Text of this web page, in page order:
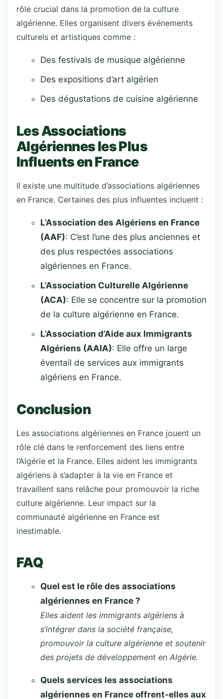
rôle crucial dans la promotion de la culture
algérienne. Elles organisent divers événements
culturels et artistiques comme :
Des festivals de musique algérienne
Des expositions d’art algérien
Des dégustations de cuisine algérienne
Les Associations
Algériennes les Plus
Influents en France
Il existe une multitude d’associations algériennes
en France. Certaines des plus influentes incluent :
L’Association des Algériens en France
(AAF): C’est l’une des plus anciennes et
des plus respectées associations
algériennes en France.
L’Association Culturelle Algérienne
(ACA): Elle se concentre sur la promotion
de la culture algérienne en France.
L’Association d’Aide aux Immigrants
Algériens (AAIA): Elle offre un large
éventail de services aux immigrants
algériens en France.
Conclusion
Les associations algériennes en France jouent un
rôle clé dans le renforcement des liens entre
l’Algérie et la France. Elles aident les immigrants
algériens à s’adapter à la vie en France et
travaillent sans relâche pour promouvoir la riche
culture algérienne. Leur impact sur la
communauté algérienne en France est
inestimable.
FAQ
Quel est le rôle des associations
algériennes en France ?
Elles aident les immigrants algériens à
s’intégrer dans la société française,
promouvoir la culture algérienne et soutenir
des projets de développement en Algérie.
Quels services les associations
algériennes en France offrent-elles aux